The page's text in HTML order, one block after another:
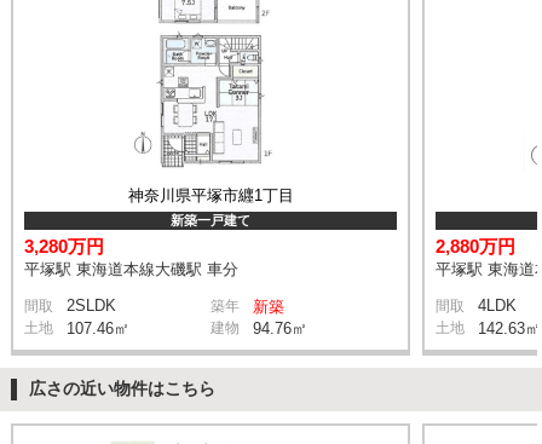
神奈川県平塚市纒1丁目
新築一戸建て
3,280万円
平塚駅 東海道本線大磯駅 車分
間取 2SLDK 築年 新築
土地 107.46㎡ 建物 94.76㎡
2,880万円
平塚駅 東海道
間取 4LDK
土地 142.63㎡
広さの近い物件はこちら